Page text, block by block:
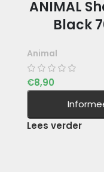
ANIMAL
Black
Animal
€8,90
Lees verder